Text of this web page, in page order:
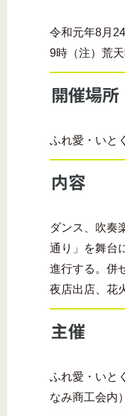
令和元年8月
9時（注）荒
開催場所
ふれ愛・いと
内容
ダンス、吹奏
通り」を舞台
進行する。併
夜店出店、花
主催
ふれ愛・いと
なみ商工会内）